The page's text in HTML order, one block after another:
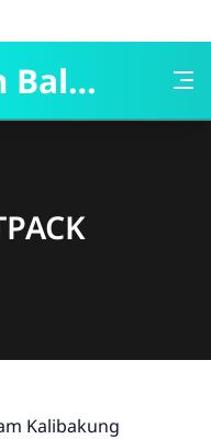
SMK Darussalam Balapulang
Kalibakung